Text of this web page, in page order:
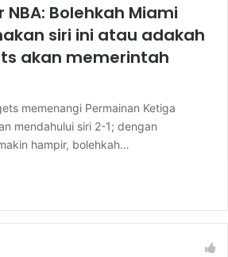
NBA: Bolehkah Miami
siri ini atau adakah
akan memerintah
memenangi Permainan Ketiga
mendahului siri 2-1; dengan
hampir, bolehkah…